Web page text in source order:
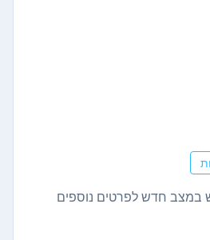
חדש לפרטים נוספים